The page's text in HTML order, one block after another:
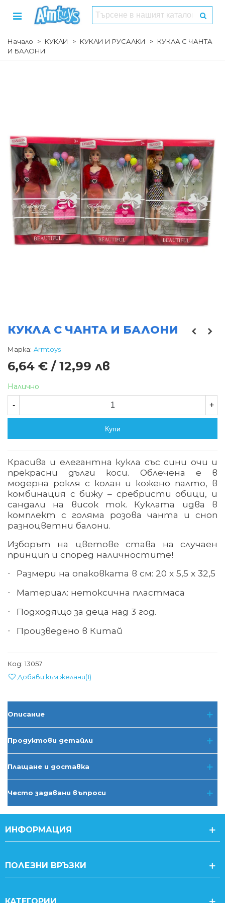
Начало > КУКЛИ > КУКЛИ И РУСАЛКИ > КУКЛА С ЧАНТА
И БАЛОНИ
КУКЛА С ЧАНТА И БАЛОНИ
Марка: Armtoys
6,64 € / 12,99 лв
Налично
- +
Купи
Красива и елегантна кукла със сини очи и
прекрасни дълги коси. Облечена е в
модерна рокля с колан и кожено палто, в
комбинация с бижу – сребристи обици, и
сандали на висок ток. Куклата идва в
комплект с голяма розова чанта и сноп
разноцветни балони.
Изборът на цветове става на случаен
принцип и според наличностите!
· Размери на опаковката в см: 20 х 5,5 х 32,5
· Материал: нетоксична пластмаса
· Подходящо за деца над 3 год.
· Произведено в Китай
Код: 13057
Добави към желани(1)
Описание
Продуктови детайли
Плащане и доставка
Често задавани въпроси
ИНФОРМАЦИЯ
ПОЛЕЗНИ ВРЪЗКИ